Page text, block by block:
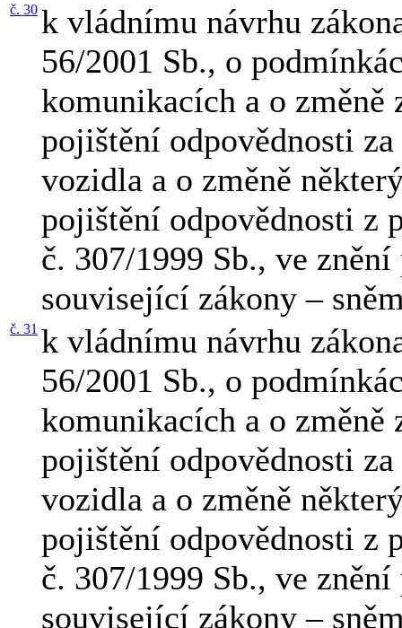
č. 30 k vládnímu návrhu
56/2001 Sb., o
komunikacích a o změně
pojištění odpovědnosti
vozidla a o změně
pojištění odpovědnosti z
č. 307/1999 Sb., ve
související zákony –
č. 31 k vládnímu návrhu
56/2001 Sb., o
komunikacích a o změně
pojištění odpovědnosti
vozidla a o změně
pojištění odpovědnosti z
č. 307/1999 Sb., ve
související zákony –